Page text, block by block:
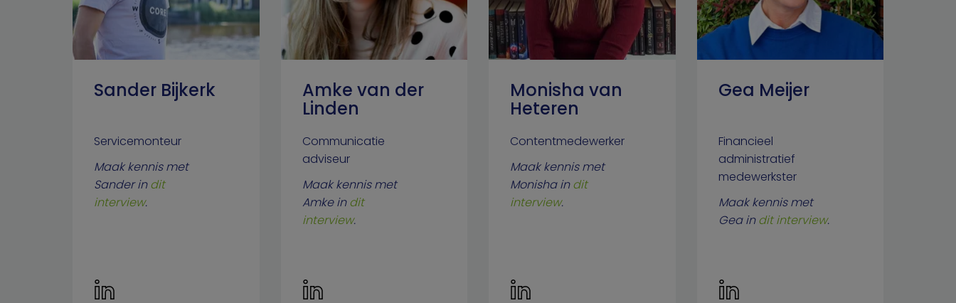
Sander Bijkerk
Servicemonteur
Maak kennis met
Sander indit
interview.
Amke van der
Linden
Communicatie
adviseur
Maak kennis met
Amke indit
interview.
Monisha van
Heteren
Contentmedewerker
Maak kennis met
Monisha indit
interview.
Gea Meijer
Financieel
administratief
medewerkster
Maak kennis met
Gea indit interview.